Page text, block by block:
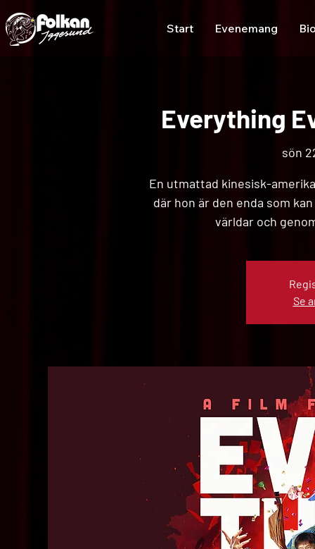
Start Evenemang
Everything
sön
En utmattad kinesisk-
där hon är den enda som
världar och
Se